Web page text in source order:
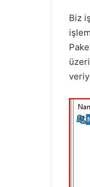
Biz